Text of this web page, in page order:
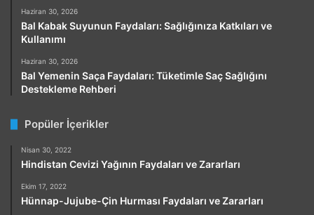
Haziran 30, 2026
Bal Kabak Suyunun Faydaları: Sağlığınıza Katkıları ve
Kullanımı
Haziran 30, 2026
Bal Yemenin Saça Faydaları: Tüketimle Saç Sağlığını
Destekleme Rehberi
Popüler İçerikler
Nisan 30, 2022
Hindistan Cevizi Yağının Faydaları ve Zararları
Ekim 17, 2022
Hünnap-Jujube-Çin Hurması Faydaları ve Zararları